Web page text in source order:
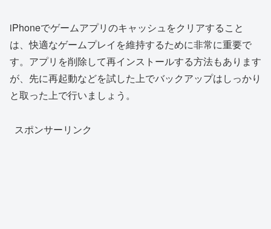
iPhoneでゲームアプリのキャッシュをクリアすること
は、快適なゲームプレイを維持するために非常に重要で
す。アプリを削除して再インストールする方法もあります
が、先に再起動などを試した上でバックアップはしっかり
と取った上で行いましょう。
スポンサーリンク